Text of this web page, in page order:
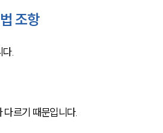
조항
.
르기 때문입니다.